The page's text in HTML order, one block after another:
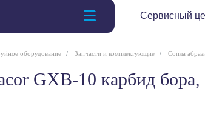
Сервисный
оборудование Запчасти и комплектующие Сопла
GXB-10 карбид